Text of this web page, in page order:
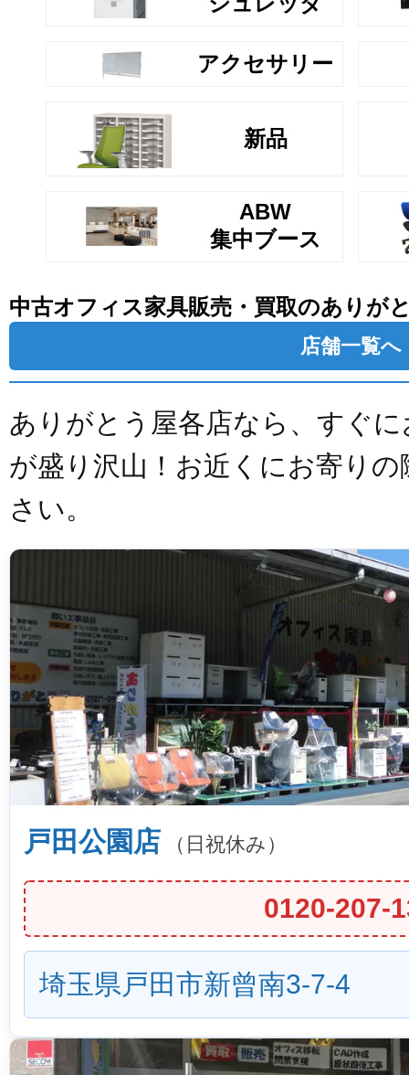
アクセサリー
新品
ABW
集中ブース
中古オフィス家具販売・買取のありが
店舗一覧へ
ありがとう屋各店なら、すぐ
が盛り沢山！お近くにお寄り
さい。
戸田公園店 （日祝休み）
0120-207-
埼玉県戸田市新曾南3-7-4